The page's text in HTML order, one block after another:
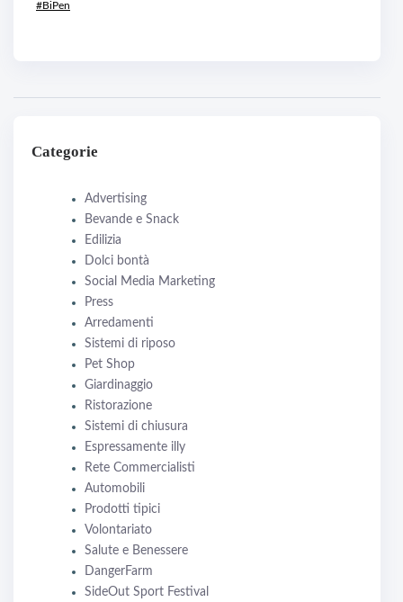
#BiPen
Categorie
Advertising
Bevande e Snack
Edilizia
Dolci bontà
Social Media Marketing
Press
Arredamenti
Sistemi di riposo
Pet Shop
Giardinaggio
Ristorazione
Sistemi di chiusura
Espressamente illy
Rete Commercialisti
Automobili
Prodotti tipici
Volontariato
Salute e Benessere
DangerFarm
SideOut Sport Festival